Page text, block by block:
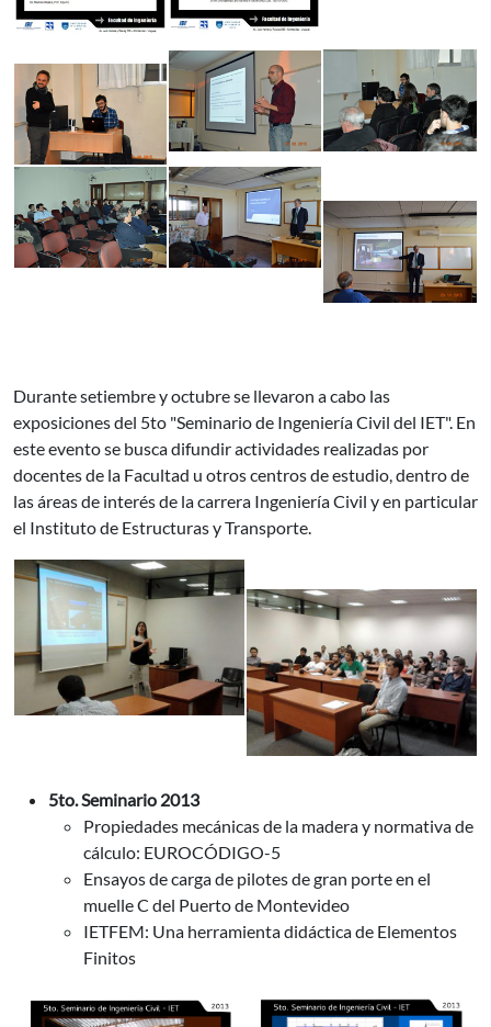
Durante setiembre y octubre se llevaron a cabo las
exposiciones del 5to "Seminario de Ingeniería Civil del IET". En
este evento se busca difundir actividades realizadas por
docentes de la Facultad u otros centros de estudio, dentro de
las áreas de interés de la carrera Ingeniería Civil y en particular
el Instituto de Estructuras y Transporte.
5to. Seminario 2013
Propiedades mecánicas de la madera y normativa de
cálculo: EUROCÓDIGO-5
Ensayos de carga de pilotes de gran porte en el
muelle C del Puerto de Montevideo
IETFEM: Una herramienta didáctica de Elementos
Finitos